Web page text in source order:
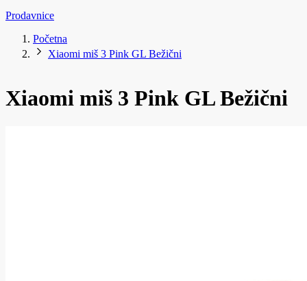
Prodavnice
Početna
Xiaomi miš 3 Pink GL Bežični
Xiaomi miš 3 Pink GL Bežični